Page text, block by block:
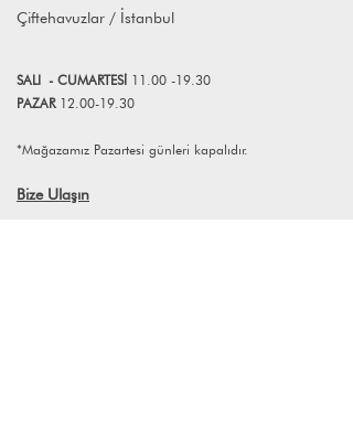
Çiftehavuzlar / İstanbul
SALI - CUMARTESİ 11.00 -19.30
PAZAR 12.00-19.30
*Mağazamız Pazartesi günleri kapalıdır.
Bize Ulaşın